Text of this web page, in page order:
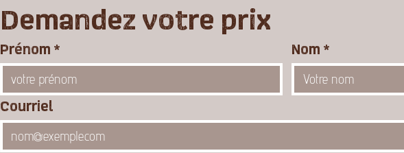
Demandez votre prix
Prénom * Nom *
Courriel